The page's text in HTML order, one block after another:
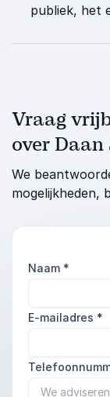
publiek, het
Vraag
over Daan
We
mogelijkheden,
Naam *
E-mailadres *